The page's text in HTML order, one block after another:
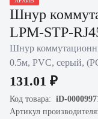
Шнур
LPM-STP-
Шнур
0.5м, PVC, серый,
131.01 ₽
Код товара: iD-
Артикул производителя: